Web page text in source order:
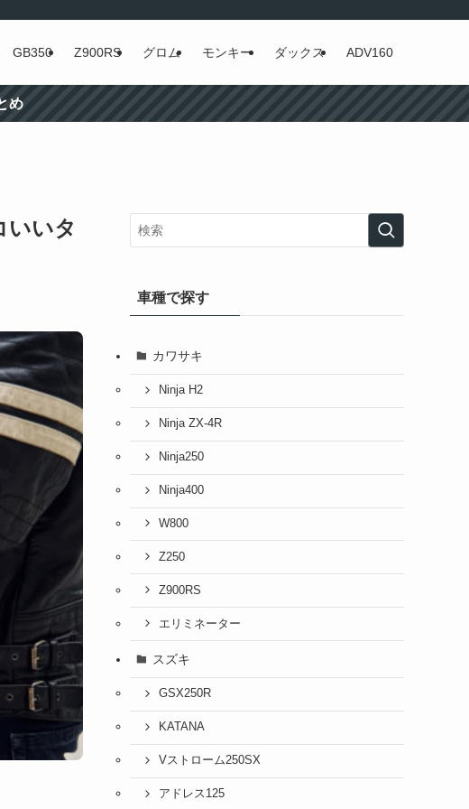
GB350 Z900RS グロム モンキー ダックス ADV160
め
いいタ
車種で探す
カワサキ
Ninja H2
Ninja ZX-4R
Ninja250
Ninja400
W800
Z250
Z900RS
エリミネーター
スズキ
GSX250R
KATANA
Vストローム250SX
アドレス125